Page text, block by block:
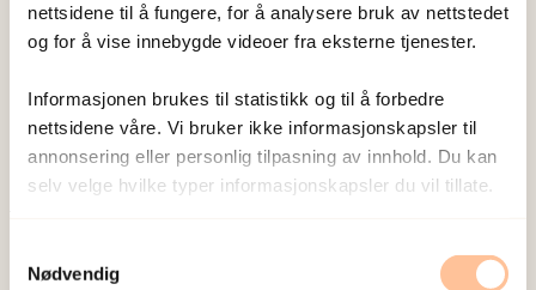
nettsidene til å fungere, for å analysere bruk av nettstedet
og for å vise innebygde videoer fra eksterne tjenester.
Informasjonen brukes til statistikk og til å forbedre
nettsidene våre. Vi bruker ikke informasjonskapsler til
annonsering eller personlig tilpasning av innhold. Du kan
selv velge hvilke typer informasjonskapsler du vil tillate.
Nødvendig
NKVTS utvikler og sprer kunnskap og kompetanse
om vold og traumatisk stress. Formålet er å bidra
til å forebygge og redusere de helsemessige og
sosiale konsekvensene som vold og traumatisk
stress kan medføre.
Ansatte